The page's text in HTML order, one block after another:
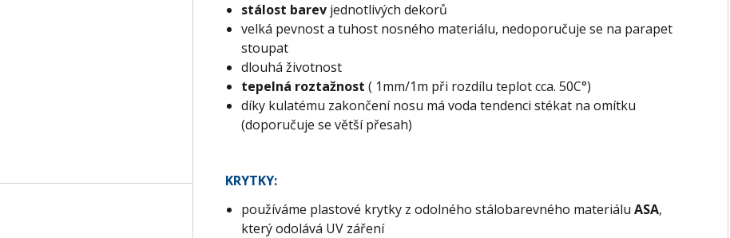
stálost barev jednotlivých dekorů
velká pevnost a tuhost nosného materiálu, nedoporučuje se na parapet
stoupat
dlouhá životnost
tepelná roztažnost ( 1mm/1m při rozdílu teplot cca. 50C°)
díky kulatému zakončení nosu má voda tendenci stékat na omítku
(doporučuje se větší přesah)
KRYTKY:
používáme plastové krytky z odolného stálobarevného materiálu ASA,
který odolává UV záření